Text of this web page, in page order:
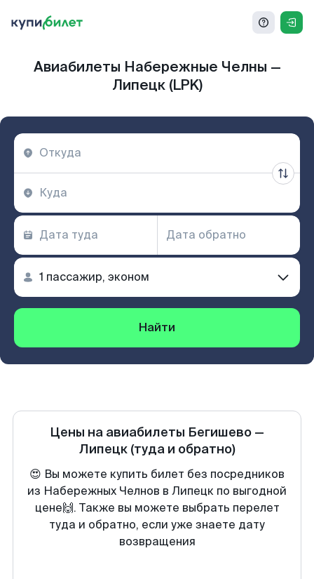
Авиабилеты Набережные Челны —
Липецк (LPK)
Найти
Цены на авиабилеты Бегишево —
Липецк (туда и обратно)
😍 Вы можете купить билет без посредников
из Набережных Челнов в Липецк по выгодной
цене🙌. Также вы можете выбрать перелет
туда и обратно, если уже знаете дату
возвращения